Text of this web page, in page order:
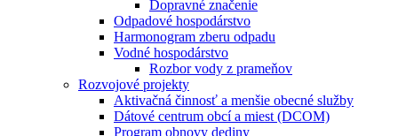
Dopravné značenie
Odpadové hospodárstvo
Harmonogram zberu odpadu
Vodné hospodárstvo
Rozbor vody z prameňov
Rozvojové projekty
Aktivačná činnosť a menšie obecné služby
Dátové centrum obcí a miest (DCOM)
Program obnovy dediny